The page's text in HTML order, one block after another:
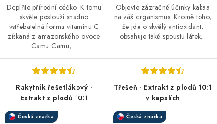
Doplňte přírodní céčko. K tomu
skvěle poslouží snadno
vstřebatelná forma vitamínu C
získaná z amazonského ovoce
Camu Camu,...
Objevte zázračné účinky kakaa
na váš organismus. Kromě toho,
že jde o skvělý antioxidant,
obsahuje také spoustu látek...
Rakytník řešetlákový -
Extrakt z plodů 10:1
Česká značka
Třešeň - Extrakt z plodů 10:1
v kapslích
Česká značka